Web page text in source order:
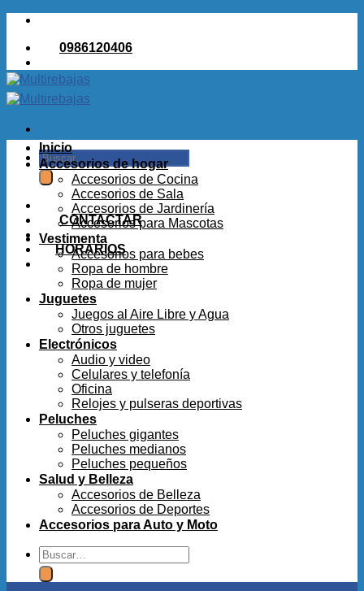
Saltar
contenido0986120406
Buscar
por:
CONTACTAR
HORARIOS
Inicio
Accesorios de hogar
Accesorios de Cocina
Accesorios de Sala
Accesorios de Jardinería
Accesorios para Mascotas
Vestimenta
Accesorios para bebes
Ropa de hombre
Ropa de mujer
Juguetes
Juegos al Aire Libre y Agua
Otros juguetes
Electrónicos
Audio y video
Celulares y telefonía
Oficina
Relojes y pulseras deportivas
Peluches
Peluches gigantes
Peluches medianos
Peluches pequeños
Salud y Belleza
Accesorios de Belleza
Accesorios de Deportes
Accesorios para Auto y Moto
Buscar
por: